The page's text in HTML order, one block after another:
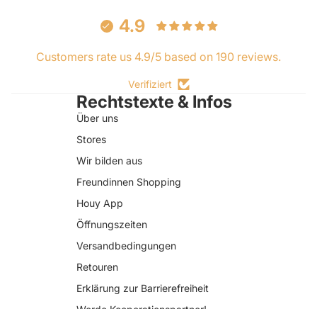
4.9
Customers rate us 4.9/5 based on 190 reviews.
Verifiziert
Rechtstexte & Infos
Über uns
Stores
Wir bilden aus
Freundinnen Shopping
Houy App
Öffnungszeiten
Versandbedingungen
Retouren
Erklärung zur Barrierefreiheit